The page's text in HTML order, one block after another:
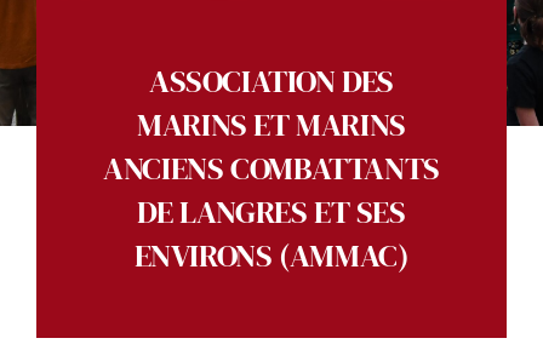
ASSOCIATION DES
MARINS ET MARINS
ANCIENS COMBATTANTS
DE LANGRES ET SES
ENVIRONS (AMMAC)